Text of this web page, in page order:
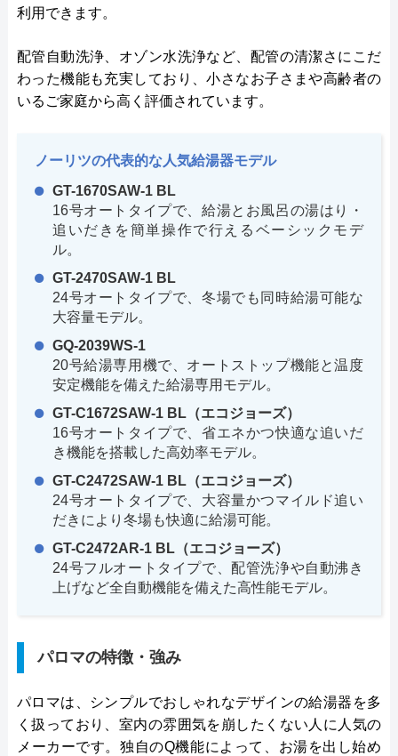
利用できます。
配管自動洗浄、オゾン水洗浄など、配管の清潔さにこだ
わった機能も充実しており、小さなお子さまや高齢者の
いるご家庭から高く評価されています。
ノーリツの代表的な人気給湯器モデル
GT-1670SAW-1 BL
16号オートタイプで、給湯とお風呂の湯はり・
追いだきを簡単操作で行えるベーシックモデ
ル。
GT-2470SAW-1 BL
24号オートタイプで、冬場でも同時給湯可能な
大容量モデル。
GQ-2039WS-1
20号給湯専用機で、オートストップ機能と温度
安定機能を備えた給湯専用モデル。
GT-C1672SAW-1 BL（エコジョーズ）
16号オートタイプで、省エネかつ快適な追いだ
き機能を搭載した高効率モデル。
GT-C2472SAW-1 BL（エコジョーズ）
24号オートタイプで、大容量かつマイルド追い
だきにより冬場も快適に給湯可能。
GT-C2472AR-1 BL（エコジョーズ）
24号フルオートタイプで、配管洗浄や自動沸き
上げなど全自動機能を備えた高性能モデル。
パロマの特徴・強み
パロマは、シンプルでおしゃれなデザインの給湯器を多
く扱っており、室内の雰囲気を崩したくない人に人気の
メーカーです。独自のQ機能によって、お湯を出し始め